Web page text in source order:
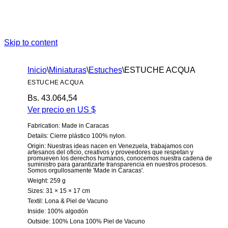
Skip to content
Inicio\Miniaturas\Estuches\ESTUCHE ACQUA
ESTUCHE ACQUA
Bs. 43.064,54
Ver precio en US $
Fabrication: Made in Caracas
Details: Cierre plástico 100% nylon.
Origin: Nuestras ideas nacen en Venezuela, trabajamos con
artesanos del oficio, creativos y proveedores que respetan y
promueven los derechos humanos, conocemos nuestra cadena de
suministro para garantizarte transparencia en nuestros procesos.
Somos orgullosamente 'Made in Caracas'.
Weight: 259 g
Sizes: 31 × 15 × 17 cm
Textil : Lona & Piel de Vacuno
Inside: 100% algodón
Outside: 100% Lona 100% Piel de Vacuno